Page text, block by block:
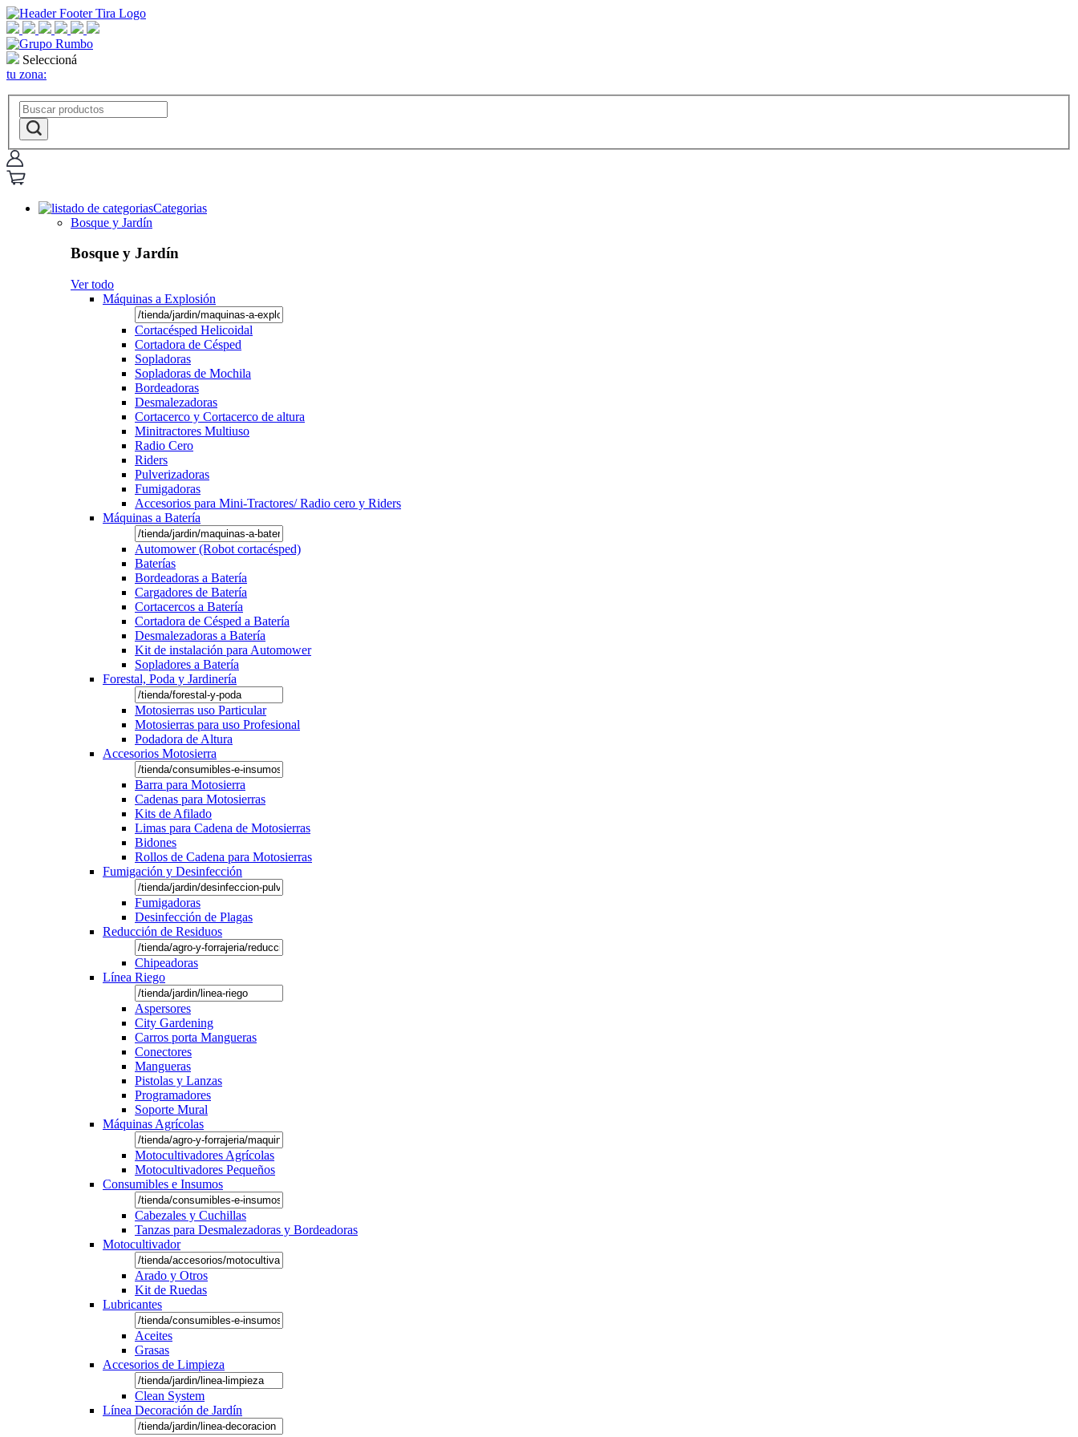
Seleccioná
tu zona:
Categorias
Bosque y Jardín
Bosque y Jardín
Ver todo
Máquinas a Explosión
Cortacésped Helicoidal
Cortadora de Césped
Sopladoras
Sopladoras de Mochila
Bordeadoras
Desmalezadoras
Cortacerco y Cortacerco de altura
Minitractores Multiuso
Radio Cero
Riders
Pulverizadoras
Fumigadoras
Accesorios para Mini-Tractores/ Radio cero y Riders
Máquinas a Batería
Automower (Robot cortacésped)
Baterías
Bordeadoras a Batería
Cargadores de Batería
Cortacercos a Batería
Cortadora de Césped a Batería
Desmalezadoras a Batería
Kit de instalación para Automower
Sopladores a Batería
Forestal, Poda y Jardinería
Motosierras uso Particular
Motosierras para uso Profesional
Podadora de Altura
Accesorios Motosierra
Barra para Motosierra
Cadenas para Motosierras
Kits de Afilado
Limas para Cadena de Motosierras
Bidones
Rollos de Cadena para Motosierras
Fumigación y Desinfección
Fumigadoras
Desinfección de Plagas
Reducción de Residuos
Chipeadoras
Línea Riego
Aspersores
City Gardening
Carros porta Mangueras
Conectores
Mangueras
Pistolas y Lanzas
Programadores
Soporte Mural
Máquinas Agrícolas
Motocultivadores Agrícolas
Motocultivadores Pequeños
Consumibles e Insumos
Cabezales y Cuchillas
Tanzas para Desmalezadoras y Bordeadoras
Motocultivador
Arado y Otros
Kit de Ruedas
Lubricantes
Aceites
Grasas
Accesorios de Limpieza
Clean System
Línea Decoración de Jardín